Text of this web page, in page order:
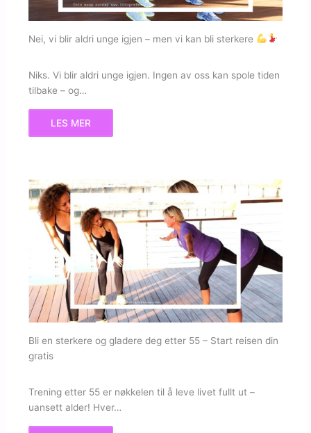
Nei, vi blir aldri unge igjen – men vi kan bli sterkere
Niks. Vi blir aldri unge igjen. Ingen av oss kan spole tiden
tilbake – og…
LES MER
Bli en sterkere og gladere deg etter 55 – Start reisen din
gratis
Trening etter 55 er nøkkelen til å leve livet fullt ut –
uansett alder! Hver…